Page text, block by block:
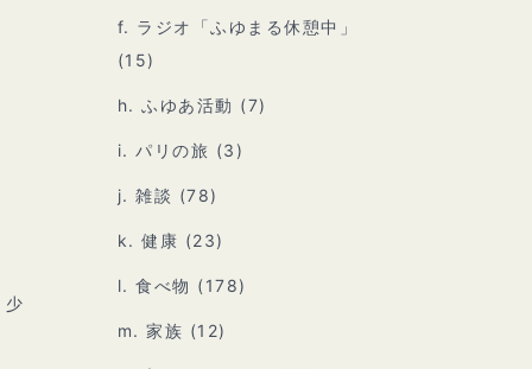
少
f. ラジオ「ふゆまる休憩中」
(15)
h. ふゆあ活動 (7)
i. パリの旅 (3)
j. 雑談 (78)
k. 健康 (23)
l. 食べ物 (178)
m. 家族 (12)